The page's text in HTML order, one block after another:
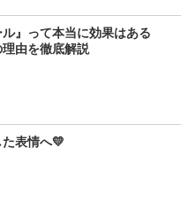
件
ル
5.3
7240件
PDRN100ヒアルロ
ル』って本当に効果はある
由を徹底解説
表情へ💛